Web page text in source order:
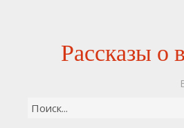
Рассказы о